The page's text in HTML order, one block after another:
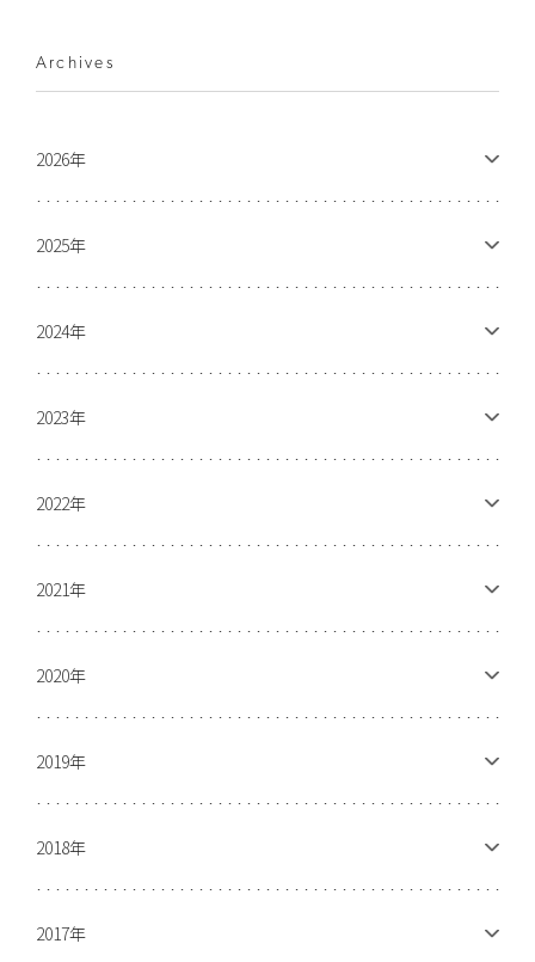
Archives
2026年
2025年
2024年
2023年
2022年
2021年
2020年
2019年
2018年
2017年